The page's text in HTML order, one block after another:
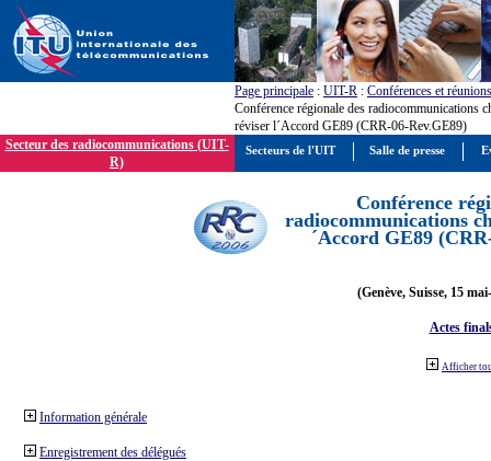
Page principale : UIT-R : Conférences et réunions
Conférence régionale des radiocommunications
réviser l´Accord GE89 (CRR-06-Rev.GE89)
Secteur des radiocommunications (UIT-
R)
Conférence
radiocommunications
´Accord GE89
(Genève, Suisse, 15
Actes
Afficher
Information générale
Enregistrement des délégués
Secteurs de l'UIT Salle de presse